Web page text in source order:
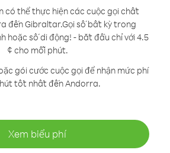
có thể thực hiện các cuộc gọi chất
đến Gibraltar.Gọi số bất kỳ trong
hoặc số di động! - bắt đầu chỉ với 4.5
¢ cho mỗi phút.
gói cước cuộc gọi để nhận mức phí
tốt nhất đến Andorra.
Xem biểu phí